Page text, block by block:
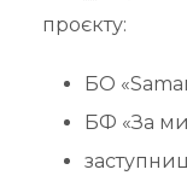
проєкту:
БО
БФ «За